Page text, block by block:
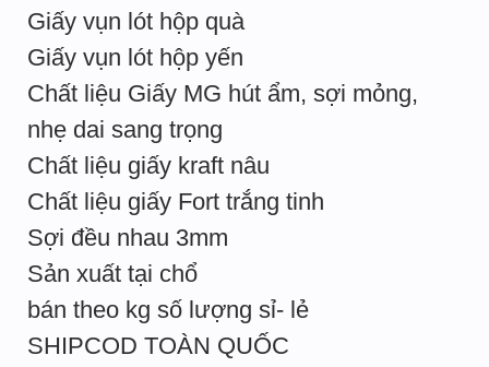
Giấy vụn lót hộp quà
Giấy vụn lót hộp yến
Chất liệu Giấy MG hút ẩm, sợi mỏng,
nhẹ dai sang trọng
Chất liệu giấy kraft nâu
Chất liệu giấy Fort trắng tinh
Sợi đều nhau 3mm
Sản xuất tại chổ
bán theo kg số lượng sỉ- lẻ
SHIPCOD TOÀN QUỐC